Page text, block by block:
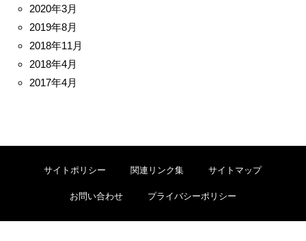
2020年3月
2019年8月
2018年11月
2018年4月
2017年4月
サイトポリシー 関連リンク集 サイトマップ
お問い合わせ プライバシーポリシー